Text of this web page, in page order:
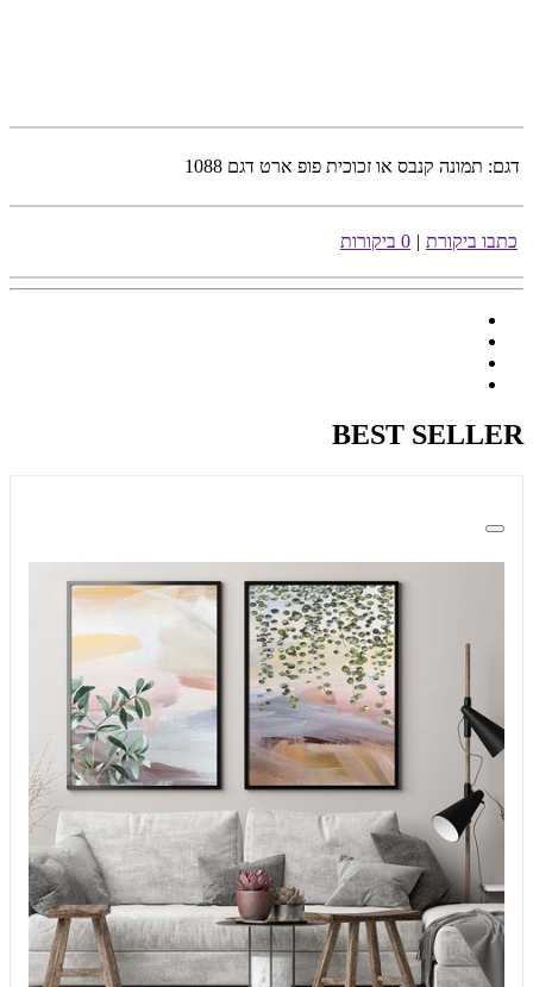
דגם: תמונה קנבס או זכוכית פופ ארט דגם 1088
כתבו ביקורת | 0 ביקורות
BEST SELLER